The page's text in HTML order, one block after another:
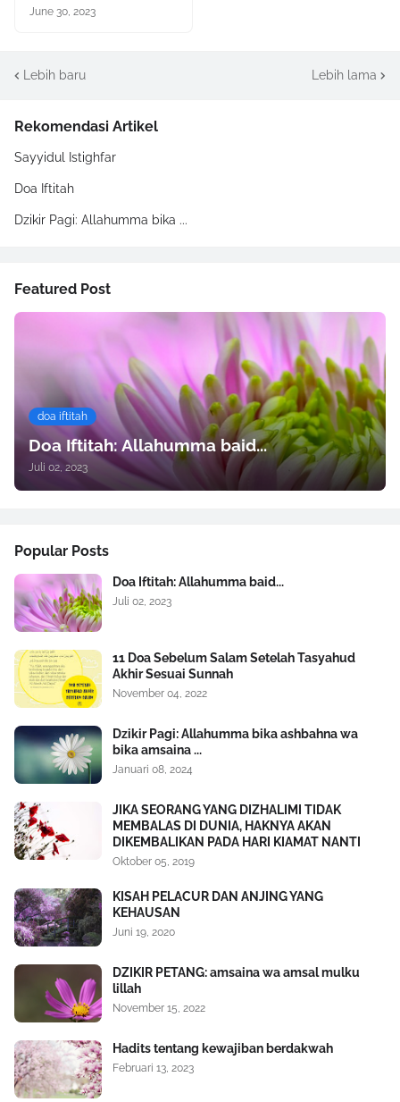
June 30, 2023
Lebih baru Lebih lama
Rekomendasi Artikel
Sayyidul Istighfar
Doa Iftitah
Dzikir Pagi: Allahumma bika ...
Featured Post
doa iftitah
Doa Iftitah: Allahumma baid...
Juli 02, 2023
Popular Posts
Doa Iftitah: Allahumma baid...
Juli 02, 2023
11 Doa Sebelum Salam Setelah Tasyahud
Akhir Sesuai Sunnah
November 04, 2022
Dzikir Pagi: Allahumma bika ashbahna wa
bika amsaina ...
Januari 08, 2024
JIKA SEORANG YANG DIZHALIMI TIDAK
MEMBALAS DI DUNIA, HAKNYA AKAN
DIKEMBALIKAN PADA HARI KIAMAT NANTI
Oktober 05, 2019
KISAH PELACUR DAN ANJING YANG
KEHAUSAN
Juni 19, 2020
DZIKIR PETANG: amsaina wa amsal mulku
lillah
November 15, 2022
Hadits tentang kewajiban berdakwah
Februari 13, 2023